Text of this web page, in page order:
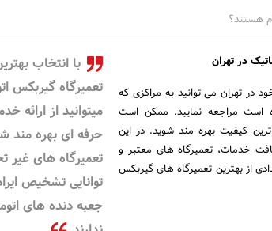
هستند؟
با انتخاب
تعمیرگاه گیربکس
میتوانید از ارائه
حرفه ای بهره مند
تعمیرگاه های
توانایی تشخیص
جعبه دنده های
در تهران می توانید به مراکزی که
است مراجعه نمایید. ممکن است
کیفیت بهره مند شوید. در این
خدمات، تعمیرگاه های معتبر و
از بهترین تعمیرگاه های گیربکس